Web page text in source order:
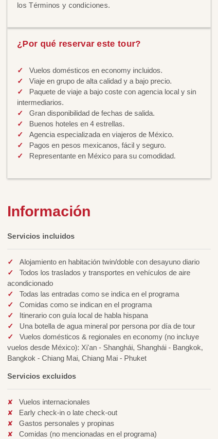
los Términos y condiciones.
¿Por qué reservar este tour?
Vuelos domésticos en economy incluidos.
Viaje en grupo de alta calidad y a bajo precio.
Paquete de viaje a bajo coste con agencia local y sin
intermediarios.
Gran disponibilidad de fechas de salida.
Buenos hoteles en 4 estrellas.
Agencia especializada en viajeros de México.
Pagos en pesos mexicanos, fácil y seguro.
Representante en México para su comodidad.
Información
Servicios incluidos
Alojamiento en habitación twin/doble con desayuno diario
Todos los traslados y transportes en vehículos de aire
acondicionado
Todas las entradas como se indica en el programa
Comidas como se indican en el programa
Itinerario con guía local de habla hispana
Una botella de agua mineral por persona por día de tour
Vuelos domésticos & regionales en economy (no incluye
vuelos desde México): Xi'an - Shanghái, Shanghái - Bangkok,
Bangkok - Chiang Mai, Chiang Mai - Phuket
Servicios excluidos
Vuelos internacionales
Early check-in o late check-out
Gastos personales y propinas
Comidas (no mencionadas en el programa)